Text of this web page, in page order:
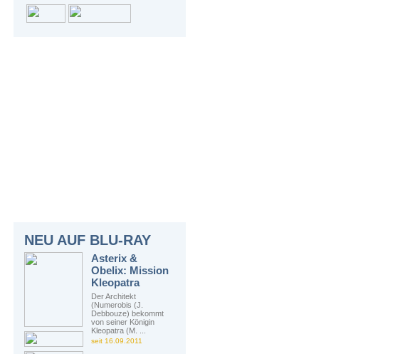
NEU AUF BLU-RAY
Asterix &
Obelix: Mission
Kleopatra
Der Architekt
(Numerobis (J.
Debbouze) bekommt
von seiner Königin
Kleopatra (M. ...
seit 16.09.2011